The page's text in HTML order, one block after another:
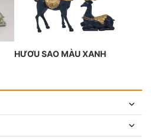
HƯƠU SAO MÀU XANH